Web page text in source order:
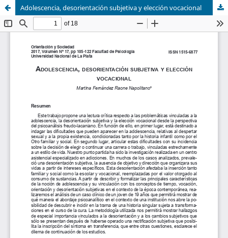
Adolescencia, desorientación subjetiva y elección vocacional